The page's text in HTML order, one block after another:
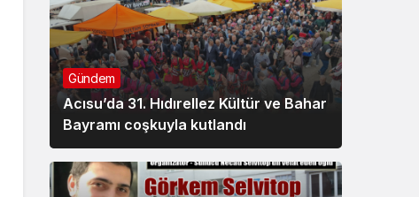
Gündem
Acısu’da 31. Hıdırellez Kültür ve Bahar
Bayramı coşkuyla kutlandı